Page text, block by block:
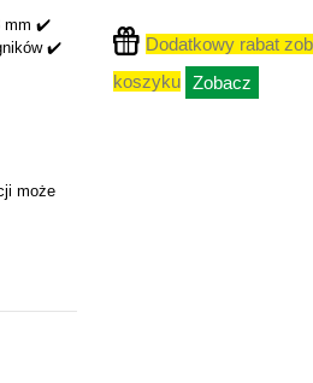
mm ✔️
✔️
może
Dodatkowy rabat
koszyku Zobacz